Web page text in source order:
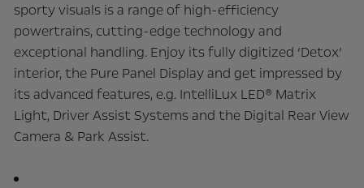
sporty visuals is a range of high-efficiency
powertrains, cutting-edge technology and
exceptional handling. Enjoy its fully digitized ‘Detox’
interior, the Pure Panel Display and get impressed by
its advanced features, e.g. IntelliLux LED® Matrix
Light, Driver Assist Systems and the Digital Rear View
Camera & Park Assist.